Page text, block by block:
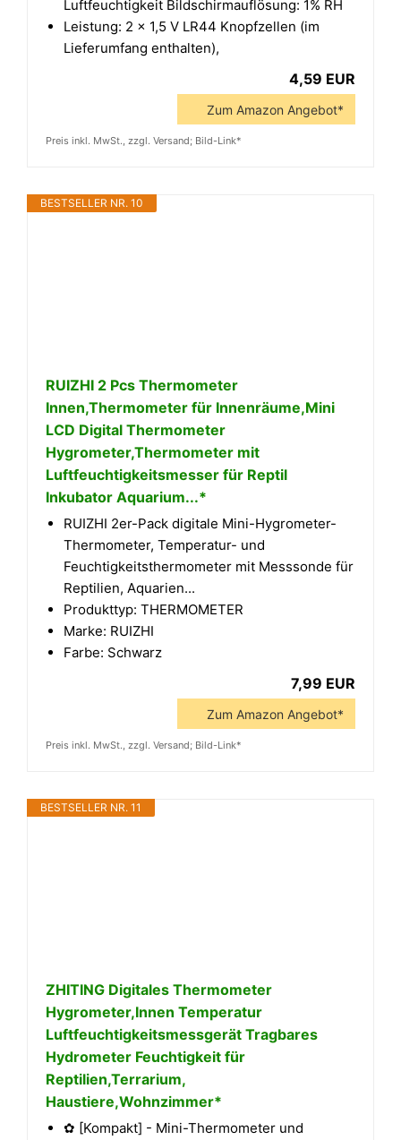
Luftfeuchtigkeit Bildschirmauflösung: 1% RH
Leistung: 2 × 1,5 V LR44 Knopfzellen (im
Lieferumfang enthalten),
4,59 EUR
Zum Amazon Angebot*
Preis inkl. MwSt., zzgl. Versand; Bild-Link*
BESTSELLER NR. 10
RUIZHI 2 Pcs Thermometer
Innen,Thermometer für Innenräume,Mini
LCD Digital Thermometer
Hygrometer,Thermometer mit
Luftfeuchtigkeitsmesser für Reptil
Inkubator Aquarium...*
RUIZHI 2er-Pack digitale Mini-Hygrometer-
Thermometer, Temperatur- und
Feuchtigkeitsthermometer mit Messsonde für
Reptilien, Aquarien...
Produkttyp: THERMOMETER
Marke: RUIZHI
Farbe: Schwarz
7,99 EUR
Zum Amazon Angebot*
Preis inkl. MwSt., zzgl. Versand; Bild-Link*
BESTSELLER NR. 11
ZHITING Digitales Thermometer
Hygrometer,Innen Temperatur
Luftfeuchtigkeitsmessgerät Tragbares
Hydrometer Feuchtigkeit für
Reptilien,Terrarium,
Haustiere,Wohnzimmer*
✿ [Kompakt] - Mini-Thermometer und